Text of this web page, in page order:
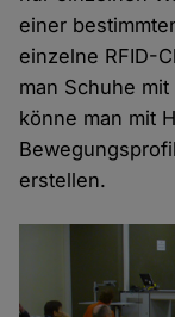
einer
einzelne RFID-
man Schuhe
könne man mit
erstellen.